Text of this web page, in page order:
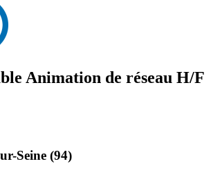
Animation de réseau H/F
Seine (94)